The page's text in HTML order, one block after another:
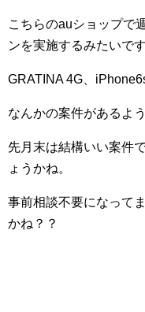
こちらのauショップで
ンを実施するみたいです
GRATINA 4G、
なんかの案件があるよう
先月末は結構いい案件
ょうかね。
事前相談不要になって
かね？？